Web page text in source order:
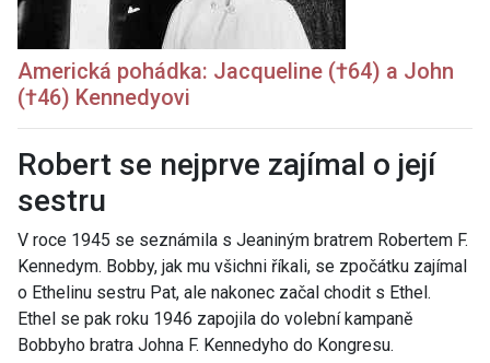
Americká pohádka: Jacqueline (†64) a John
(†46) Kennedyovi
Robert se nejprve zajímal o její
sestru
V roce 1945 se seznámila s Jeaniným bratrem Robertem F.
Kennedym. Bobby, jak mu všichni říkali, se zpočátku zajímal
o Ethelinu sestru Pat, ale nakonec začal chodit s Ethel.
Ethel se pak roku 1946 zapojila do volební kampaně
Bobbyho bratra Johna F. Kennedyho do Kongresu.